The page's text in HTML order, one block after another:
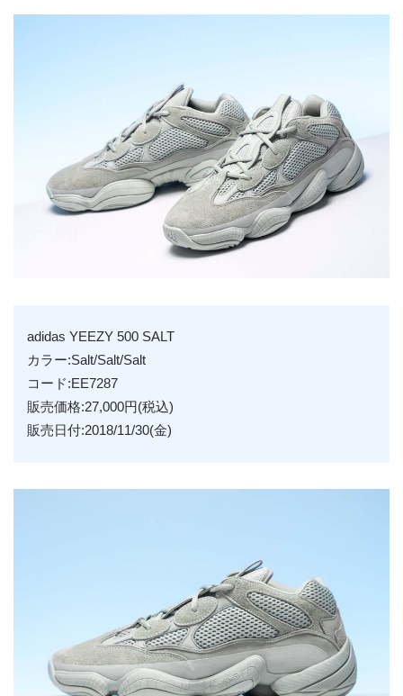
adidas YEEZY 500 SALT
カラー:Salt/Salt/Salt
コード:EE7287
販売価格:27,000円(税込)
販売日付:2018/11/30(金)